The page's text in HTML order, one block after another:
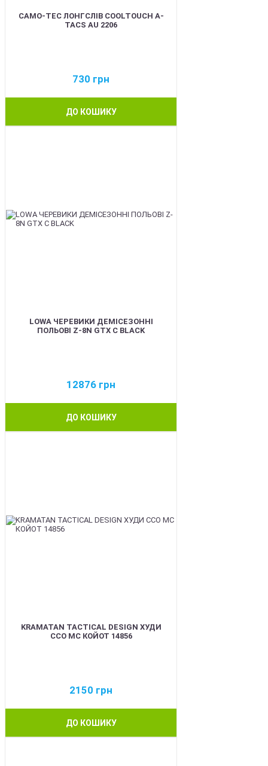
CAMO-TEC ЛОНГСЛІВ COOLTOUCH A-
TACS AU 2206
730 грн
ДО КОШИКУ
LOWA ЧЕРЕВИКИ ДЕМІСЕЗОННІ
ПОЛЬОВІ Z-8N GTX C BLACK
12876 грн
ДО КОШИКУ
KRAMATAN TACTICAL DESIGN ХУДИ
ССО МС КОЙОТ 14856
2150 грн
ДО КОШИКУ